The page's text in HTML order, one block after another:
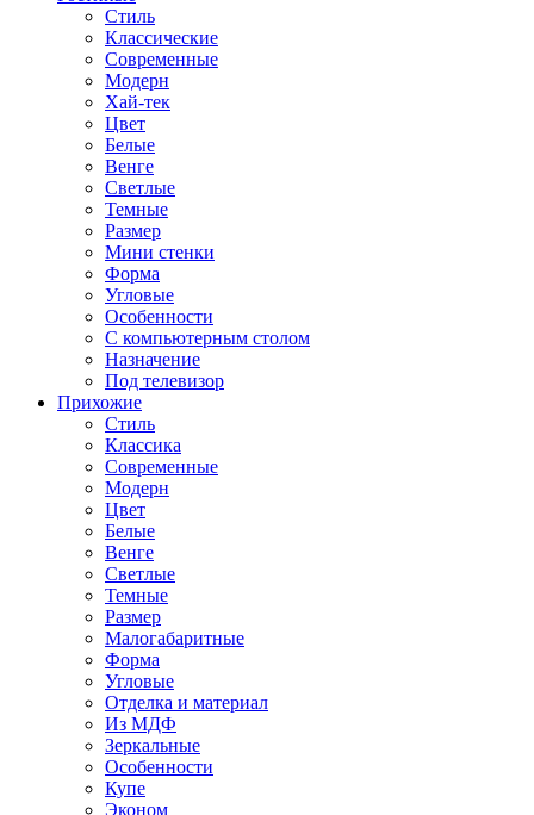
Стиль
Классические
Современные
Модерн
Хай-тек
Цвет
Белые
Венге
Светлые
Темные
Размер
Мини стенки
Форма
Угловые
Особенности
С компьютерным столом
Назначение
Под телевизор
Прихожие
Стиль
Классика
Современные
Модерн
Цвет
Белые
Венге
Светлые
Темные
Размер
Малогабаритные
Форма
Угловые
Отделка и материал
Из МДФ
Зеркальные
Особенности
Купе
Эконом